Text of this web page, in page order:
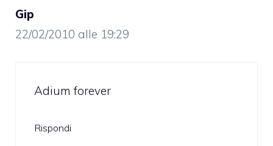
Gip
22/02/2010 alle 19:29
Adium forever
Rispondi